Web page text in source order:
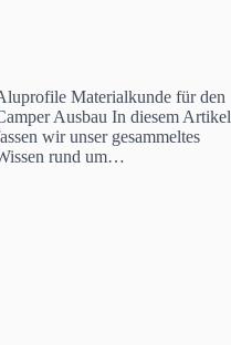
Materialkunde für den
Ausbau In diesem Artikel
wir unser gesammeltes
rund um…